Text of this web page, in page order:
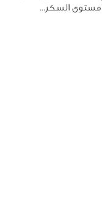
مستوى السكر...